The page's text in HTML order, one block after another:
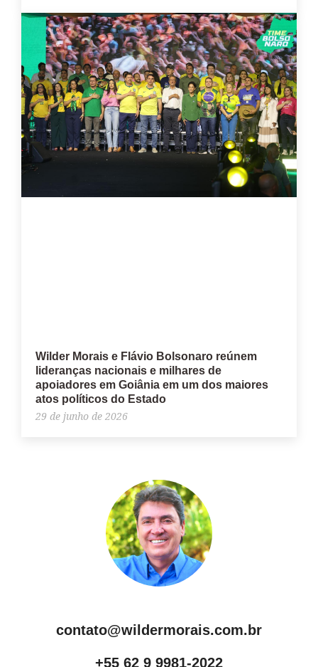
Wilder Morais e Flávio Bolsonaro reúnem
lideranças nacionais e milhares de
apoiadores em Goiânia em um dos maiores
atos políticos do Estado
29 de junho de 2026
contato@wildermorais.com.br
+55 62 9 9981-2022